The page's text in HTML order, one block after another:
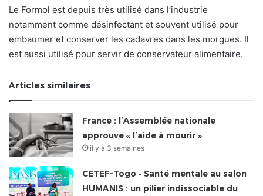
Le Formol est depuis très utilisé dans l’industrie
notamment comme désinfectant et souvent utilisé pour
embaumer et conserver les cadavres dans les morgues. Il
est aussi utilisé pour servir de conservateur alimentaire.
Articles similaires
France : l’Assemblée nationale
approuve « l’aide à mourir »
il y a 3 semaines
CETEF-Togo • Santé mentale au salon
HUMANIS : un pilier indissociable du